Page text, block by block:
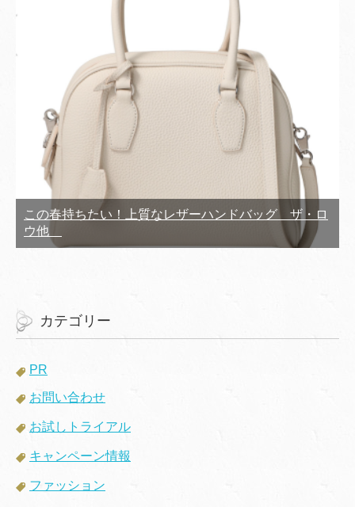
この春持ちたい！上質なレザーハンドバッグ ザ・ロ
ウ他
カテゴリー
PR
お問い合わせ
お試しトライアル
キャンペーン情報
ファッション